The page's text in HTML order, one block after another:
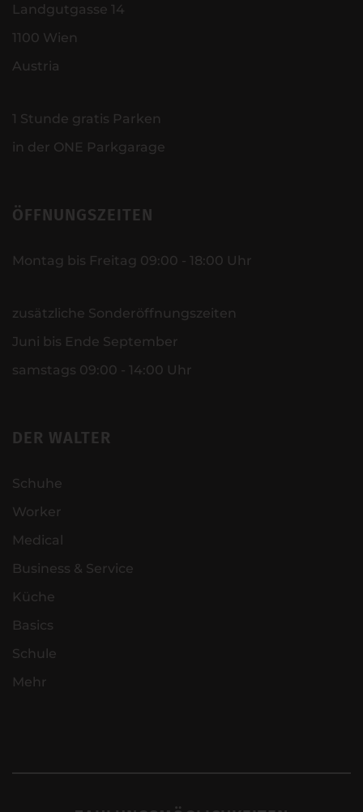
Landgutgasse 14
1100 Wien
Austria
1 Stunde gratis Parken
in der ONE Parkgarage
ÖFFNUNGSZEITEN
Montag bis Freitag 09:00 - 18:00 Uhr
zusätzliche Sonderöffnungszeiten
Juni bis Ende September
samstags 09:00 - 14:00 Uhr
DER WALTER
Schuhe
Worker
Medical
Business & Service
Küche
Basics
Schule
Mehr